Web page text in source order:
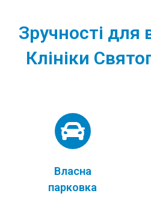
Зручності для
Клініки
Власна
парковка